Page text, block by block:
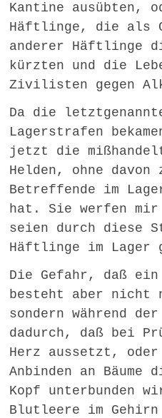
Kantine ausübten,
Häftlinge, die als
anderer Häftlinge
kürzten und die
Zivilisten gegen
Da die
Lagerstrafen
jetzt die
Helden, ohne
Betreffende im
hat. Sie werfen
seien durch diese
Häftlinge im Lager
Die Gefahr, daß
besteht aber nicht
sondern während
dadurch, daß bei
Herz aussetzt,
Anbinden an Bäume
Kopf unterbunden
Blutleere im